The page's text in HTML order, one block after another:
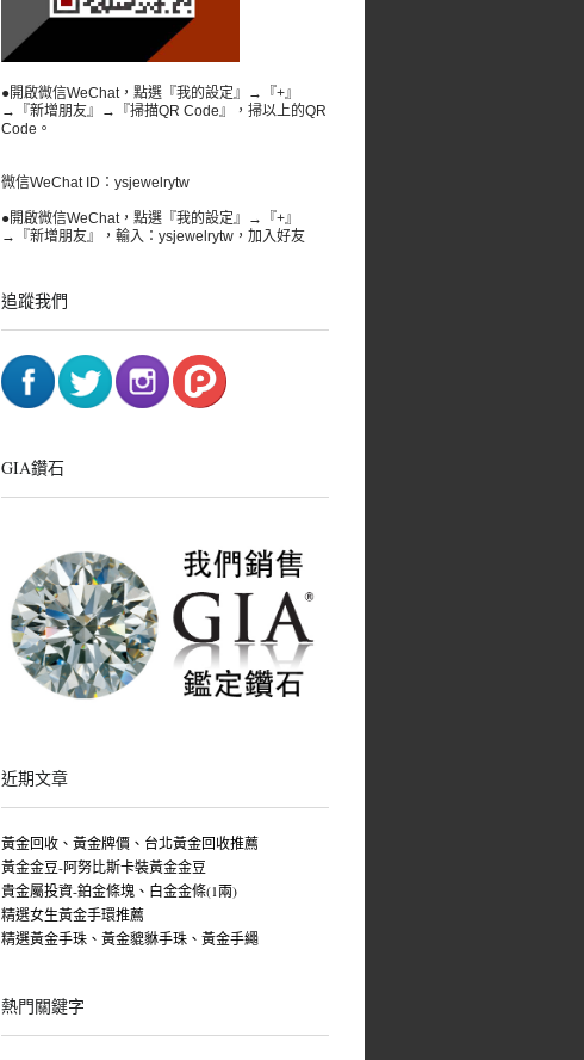
●開啟微信WeChat，點選『我的設定』→『+』
→『新增朋友』→『掃描QR Code』，掃以上的QR
Code。
微信WeChat ID：ysjewelrytw
●開啟微信WeChat，點選『我的設定』→『+』
→『新增朋友』，輸入：ysjewelrytw，加入好友
追蹤我們
GIA鑽石
近期文章
黃金回收、黃金牌價、台北黃金回收推薦
黃金金豆-阿努比斯卡裝黃金金豆
貴金屬投資-鉑金條塊、白金金條(1兩)
精選女生黃金手環推薦
精選黃金手珠、黃金貔貅手珠、黃金手繩
熱門關鍵字